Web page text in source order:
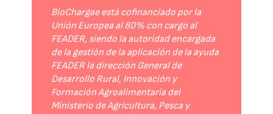
BioChargae está cofinanciado por la
Unión Europea al 80% con cargo al
FEADER, siendo la autoridad encargada
de la gestión de la aplicación de la ayuda
FEADER la dirección General de
Desarrollo Rural, Innovación y
Formación Agroalimentaria del
Ministerio de Agricultura, Pesca y